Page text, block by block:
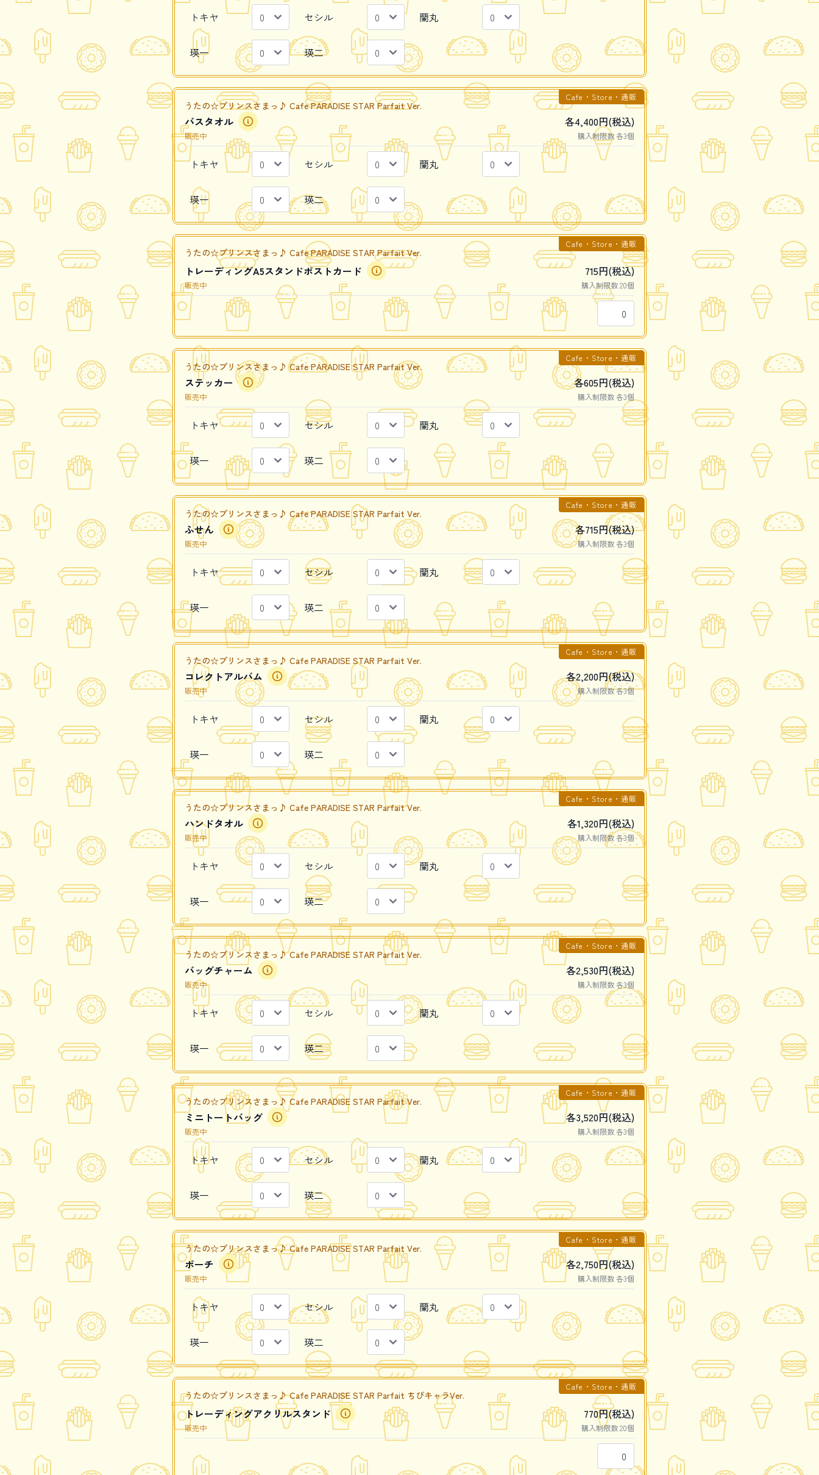
トキヤ セシル 蘭丸
瑛一 瑛二
Cafe・Store・通販
うたの☆プリンスさまっ♪ Cafe PARADISE STAR Parfait Ver.
バスタオル 各4,400円(税込)
販売中 購入制限数 各3個
トキヤ セシル 蘭丸
瑛一 瑛二
Cafe・Store・通販
うたの☆プリンスさまっ♪ Cafe PARADISE STAR Parfait Ver.
トレーディングA5スタンドポストカード 715円(税込)
販売中 購入制限数 20個
Cafe・Store・通販
うたの☆プリンスさまっ♪ Cafe PARADISE STAR Parfait Ver.
ステッカー 各605円(税込)
販売中 購入制限数 各3個
トキヤ セシル 蘭丸
瑛一 瑛二
Cafe・Store・通販
うたの☆プリンスさまっ♪ Cafe PARADISE STAR Parfait Ver.
ふせん 各715円(税込)
販売中 購入制限数 各3個
トキヤ セシル 蘭丸
瑛一 瑛二
Cafe・Store・通販
うたの☆プリンスさまっ♪ Cafe PARADISE STAR Parfait Ver.
コレクトアルバム 各2,200円(税込)
販売中 購入制限数 各3個
トキヤ セシル 蘭丸
瑛一 瑛二
Cafe・Store・通販
うたの☆プリンスさまっ♪ Cafe PARADISE STAR Parfait Ver.
ハンドタオル 各1,320円(税込)
販売中 購入制限数 各3個
トキヤ セシル 蘭丸
瑛一 瑛二
Cafe・Store・通販
うたの☆プリンスさまっ♪ Cafe PARADISE STAR Parfait Ver.
バッグチャーム 各2,530円(税込)
販売中 購入制限数 各3個
トキヤ セシル 蘭丸
瑛一 瑛二
Cafe・Store・通販
うたの☆プリンスさまっ♪ Cafe PARADISE STAR Parfait Ver.
ミニトートバッグ 各3,520円(税込)
販売中 購入制限数 各3個
トキヤ セシル 蘭丸
瑛一 瑛二
Cafe・Store・通販
うたの☆プリンスさまっ♪ Cafe PARADISE STAR Parfait Ver.
ポーチ 各2,750円(税込)
販売中 購入制限数 各3個
トキヤ セシル 蘭丸
瑛一 瑛二
Cafe・Store・通販
うたの☆プリンスさまっ♪ Cafe PARADISE STAR Parfait ちびキャラVer.
トレーディングアクリルスタンド 770円(税込)
販売中 購入制限数 20個